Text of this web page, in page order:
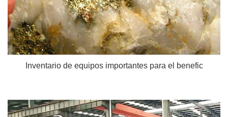
Inventario de equipos importantes para el benefic